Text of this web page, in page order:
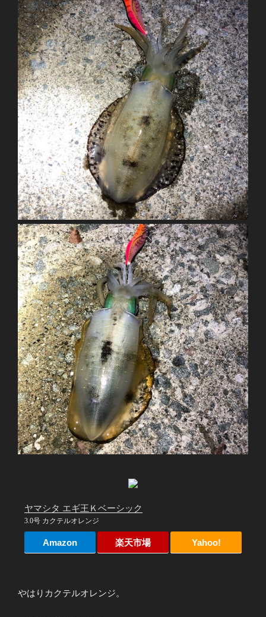
ヤマシタ エギ王Ｋベーシック
3.0号 カクテルオレンジ
Amazon 楽天市場 Yahoo!
やはりカクテルオレンジ。